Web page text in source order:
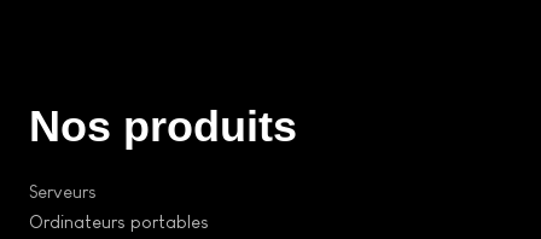
Nos produits
Serveurs
Ordinateurs portables